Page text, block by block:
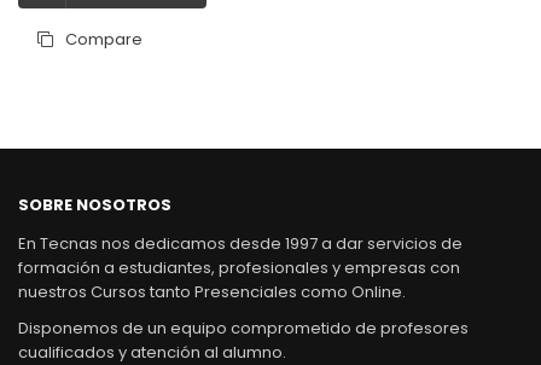
Compare
SOBRE NOSOTROS
En Tecnas nos dedicamos desde 1997 a dar servicios de
formación a estudiantes, profesionales y empresas con
nuestros Cursos tanto Presenciales como Online.
Disponemos de un equipo comprometido de profesores
cualificados y atención al alumno.